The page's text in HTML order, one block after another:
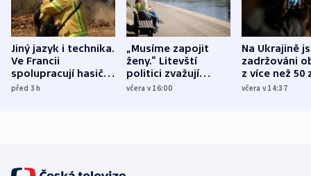
Jiný jazyk i technika.
Ve Francii
spolupracují hasiči z
různých zemí
před 3h
„Musíme zapojit
ženy.“ Litevští
politici zvažují
dohodu o
včera v 16:00
Na Ukrajině
zadržováni
z více než 50
Bojovali na
včera v 14:37